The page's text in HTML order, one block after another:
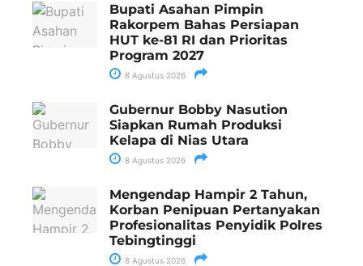
Bupati Asahan Pimpin
Rakorpem Bahas Persiapan
HUT ke-81 RI dan Prioritas
Program 2027
8 Agustus 2026
Gubernur Bobby Nasution
Siapkan Rumah Produksi
Kelapa di Nias Utara
8 Agustus 2026
Mengendap Hampir 2 Tahun,
Korban Penipuan Pertanyakan
Profesionalitas Penyidik Polres
Tebingtinggi
8 Agustus 2026